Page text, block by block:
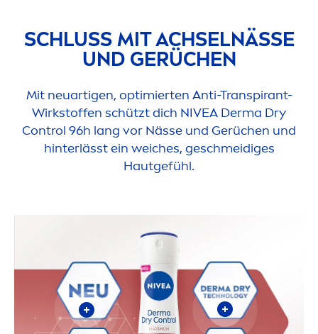
SCHLUSS MIT ACHSELNÄSSE
UND GERÜCHEN
Mit neuartigen, optimierten Anti-Transpirant-
Wirkstoffen schützt dich NIVEA Derma Dry
Control 96h lang vor Nässe und Gerüchen und
hinterlässt ein weiches, geschmeidiges
Hautgefühl.